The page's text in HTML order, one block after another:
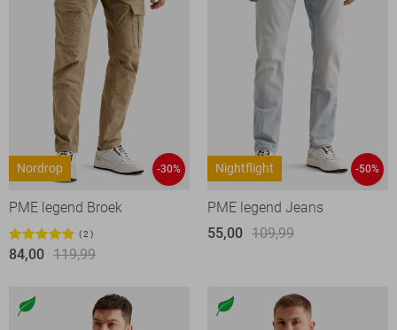
Nordrop -30%
PME legend Broek
2
84,00 119,99
Nightflight -50%
PME legend Jeans
55,00 109,99